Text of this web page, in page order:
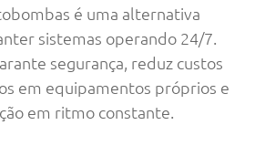
é uma alternativa
sistemas operando 24/7.
segurança, reduz custos
em equipamentos próprios e
em ritmo constante.